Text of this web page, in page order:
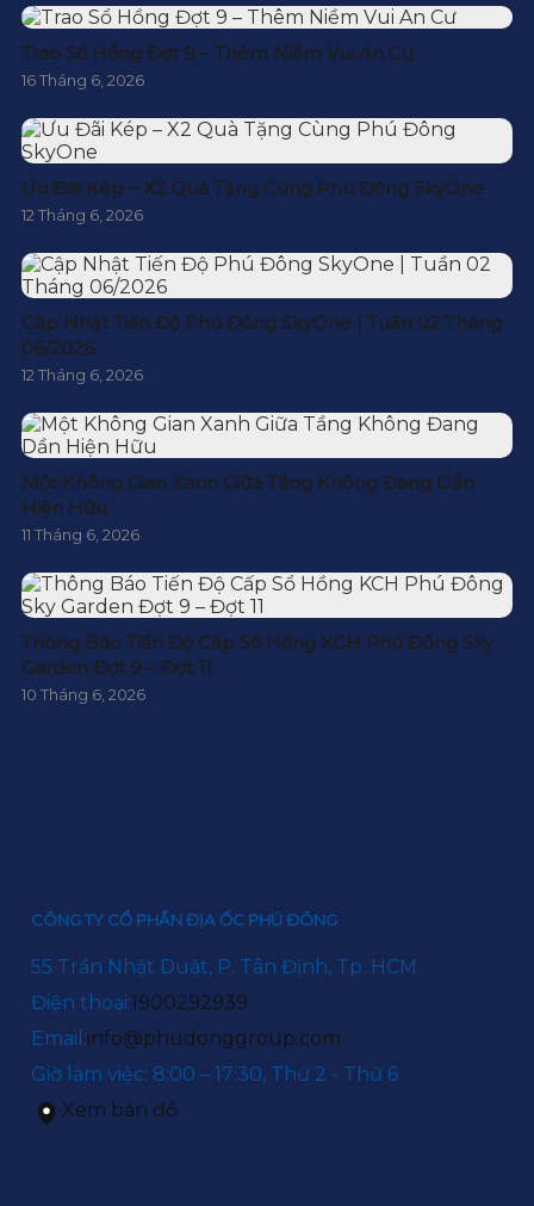
Trao Sổ Hồng Đợt 9 – Thêm Niềm Vui An Cư
16 Tháng 6, 2026
Ưu Đãi Kép – X2 Quà Tặng Cùng Phú Đông SkyOne
12 Tháng 6, 2026
Cập Nhật Tiến Độ Phú Đông SkyOne | Tuần 02 Tháng
06/2026
12 Tháng 6, 2026
Một Không Gian Xanh Giữa Tầng Không Đang Dần
Hiện Hữu
11 Tháng 6, 2026
Thông Báo Tiến Độ Cấp Sổ Hồng KCH Phú Đông Sky
Garden Đợt 9 – Đợt 11
10 Tháng 6, 2026
CÔNG TY CỔ PHẦN ĐỊA ỐC PHÚ ĐÔNG
55 Trần Nhật Duật, P. Tân Định, Tp. HCM
Điện thoại:1900292939
Email:info@phudonggroup.com
Giờ làm việc: 8:00 – 17:30, Thứ 2 - Thứ 6
Xem bản đồ